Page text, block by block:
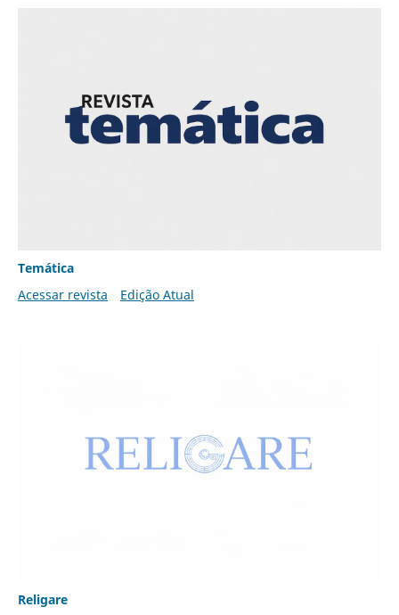
Temática
Acessar revista
Edição Atual
Religare